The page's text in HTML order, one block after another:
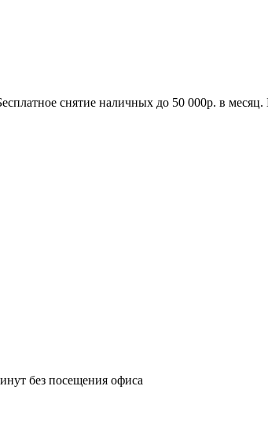
снятие наличных до 50 000р. в
без посещения офиса